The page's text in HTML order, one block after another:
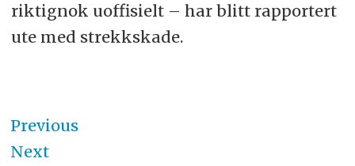
riktignok uoffisielt – har blitt rapportert
ute med strekkskade.
Previous
Next